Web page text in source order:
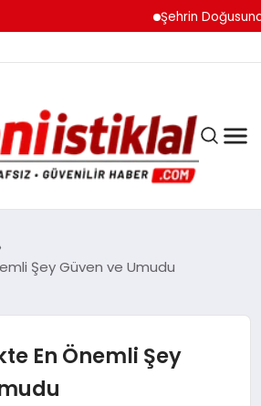
Şehrin Doğusundan
Şey Güven ve Umudu
En Önemli Şey